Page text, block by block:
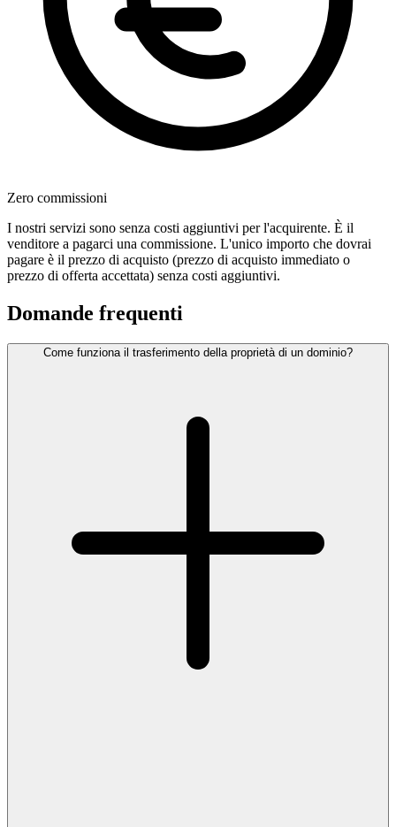
Zero commissioni
I nostri servizi sono senza costi aggiuntivi per l'acquirente. È il
venditore a pagarci una commissione. L'unico importo che dovrai
pagare è il prezzo di acquisto (prezzo di acquisto immediato o
prezzo di offerta accettata) senza costi aggiuntivi.
Domande frequenti
Come funziona il trasferimento della proprietà di un dominio?